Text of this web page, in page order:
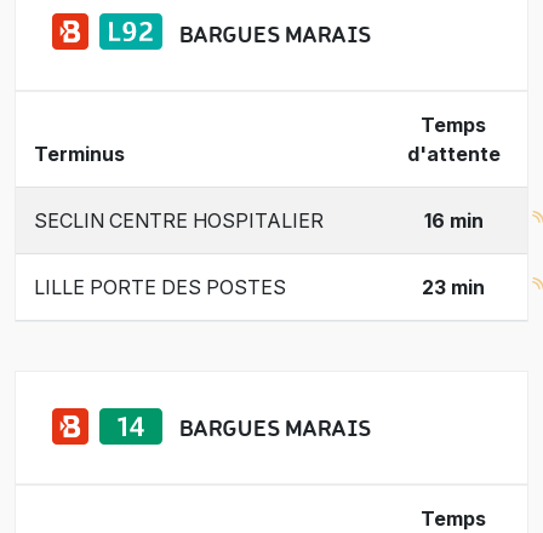
BARGUES MARAIS
Terminus
Temps
d'attente
SECLIN CENTRE HOSPITALIER 16 min
LILLE PORTE DES POSTES 23 min
BARGUES MARAIS
Temps